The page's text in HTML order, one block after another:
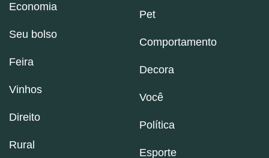
Economia
Seu bolso
Feira
Vinhos
Direito
Rural
Pet
Comportamento
Decora
Você
Política
Esporte